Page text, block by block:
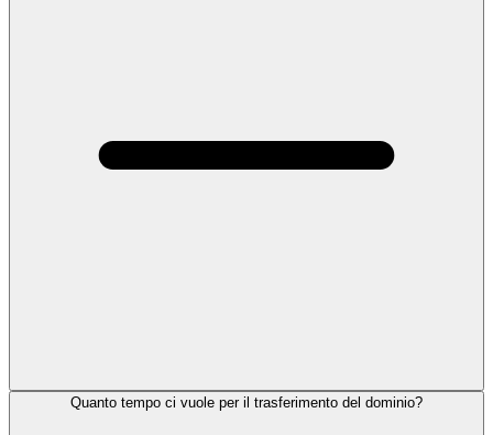
Quanto tempo ci vuole per il trasferimento del dominio?